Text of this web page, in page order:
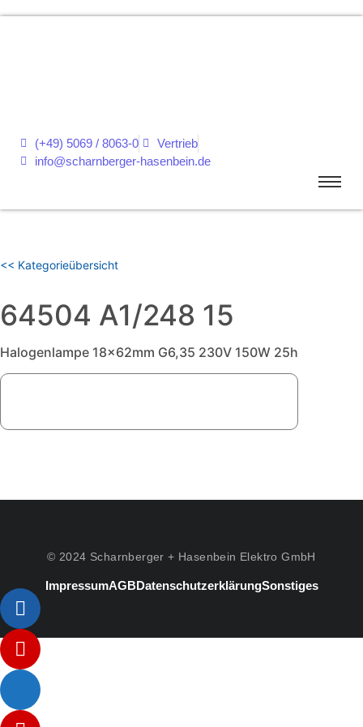
(+49) 5069 / 8063-0
Vertrieb
info@scharnberger-hasenbein.de
<< Kategorieübersicht
64504 A1/248 15
Halogenlampe 18x62mm G6,35 230V 150W 25h
© 2024 Scharnberger + Hasenbein Elektro GmbH
ImpressumAGBDatenschutzerklärungSonstiges
Listenelement #1
Listenelement